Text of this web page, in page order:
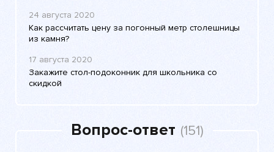
24 августа 2020
Как рассчитать цену за погонный метр столешницы
из камня?
17 августа 2020
Закажите стол-подоконник для школьника со
скидкой
Вопрос-ответ (151)